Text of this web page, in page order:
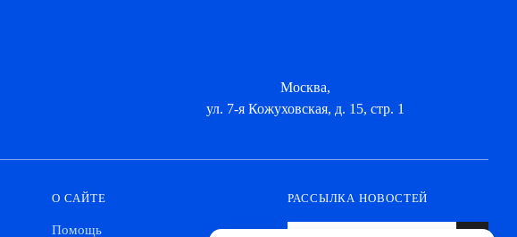
Москва,
ул. 7-я Кожуховская, д. 15, стр. 1
О САЙТЕ
Помощь
РАССЫЛКА НОВОСТЕЙ